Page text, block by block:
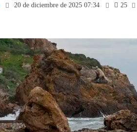
20 de diciembre de 2025 07:34 25